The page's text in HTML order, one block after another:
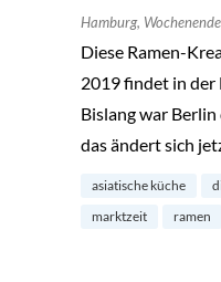
Hamburg,
Diese Ramen-
2019 findet in der
Bislang war
das ändert sich
asiatische küche
marktzeit
ramen